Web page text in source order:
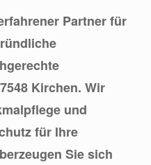
Partner für
Kirchen. Wir
und
für Ihre
Sie sich